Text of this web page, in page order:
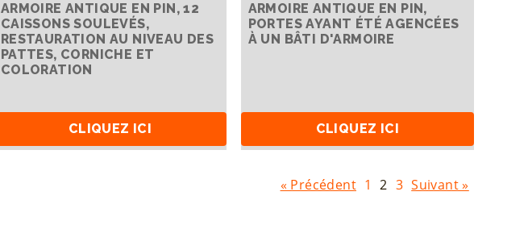
ARMOIRE ANTIQUE EN PIN, 12
CAISSONS SOULEVÉS,
RESTAURATION AU NIVEAU DES
PATTES, CORNICHE ET
COLORATION
CLIQUEZ ICI
ARMOIRE ANTIQUE EN PIN,
PORTES AYANT ÉTÉ AGENCÉES
À UN BÂTI D'ARMOIRE
CLIQUEZ ICI
« Précédent 1 2 3 Suivant »